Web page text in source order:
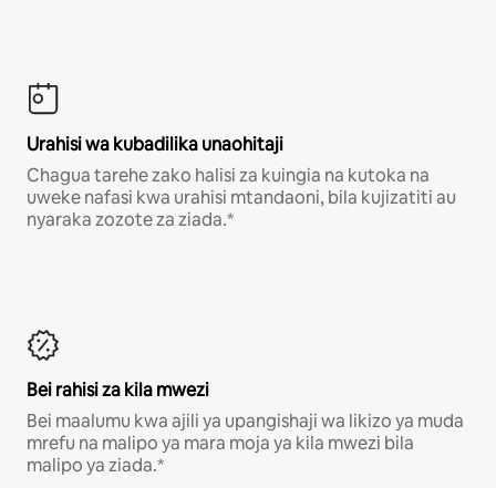
Urahisi wa kubadilika unaohitaji
Chagua tarehe zako halisi za kuingia na kutoka na
uweke nafasi kwa urahisi mtandaoni, bila kujizatiti au
nyaraka zozote za ziada.*
Bei rahisi za kila mwezi
Bei maalumu kwa ajili ya upangishaji wa likizo ya muda
mrefu na malipo ya mara moja ya kila mwezi bila
malipo ya ziada.*